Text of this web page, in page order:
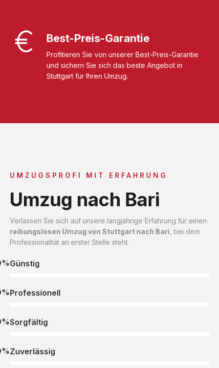
Best-Preis-Garantie
Profitieren Sie von unserer Best-Preis-Garantie
und sichern Sie sich das beste Angebot in
Stuttgart für Ihren Umzug.
UMZUGSPROFI MIT ERFAHRUNG
Umzug nach Bari
Verlassen Sie sich auf unsere langjährige Erfahrung für einen
reibungslosen Umzug von Stuttgart nach Bari , bei dem
Professionalität an erster Stelle steht.
Günstig
Professionell
Sorgfältig
Zuverlässig